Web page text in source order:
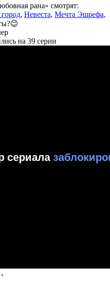
рана» смотрят:
, Невеста, Мечта Эшрефа,
на 39 серии
‹